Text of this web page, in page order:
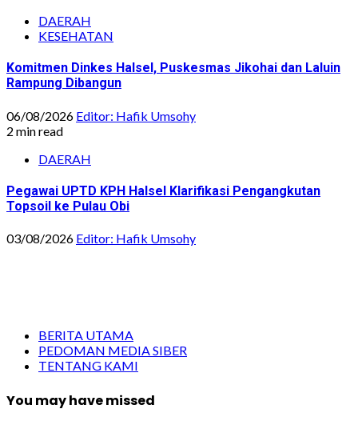
DAERAH
KESEHATAN
Komitmen Dinkes Halsel, Puskesmas Jikohai dan Laluin
Rampung Dibangun
06/08/2026 Editor: Hafik Umsohy
2 min read
DAERAH
Pegawai UPTD KPH Halsel Klarifikasi Pengangkutan
Topsoil ke Pulau Obi
03/08/2026 Editor: Hafik Umsohy
BERITA UTAMA
PEDOMAN MEDIA SIBER
TENTANG KAMI
You may have missed